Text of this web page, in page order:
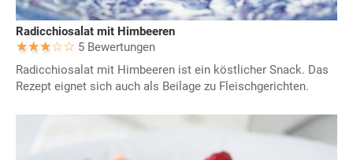
Radicchiosalat mit Himbeeren
5 Bewertungen
Radicchiosalat mit Himbeeren ist ein köstlicher Snack. Das
Rezept eignet sich auch als Beilage zu Fleischgerichten.